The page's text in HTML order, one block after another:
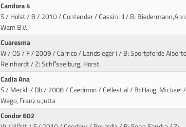
Candora 4
S / Holst / B / 2010 / Contender / Cassini II/ B:
Wam B.V.,
Cuaresma
W / OS / F / 2009 / Carrico / Landsieger I/ B: Sportpferde Alberto
Reinhardt / Z: Schl³sselburg, Horst
Cadia Ana
S / Meckl. / Db / 2008 / Caedmon / Cellestial/ B: Haug, Michael
Wego, Franz u.Jutta
Condor 602